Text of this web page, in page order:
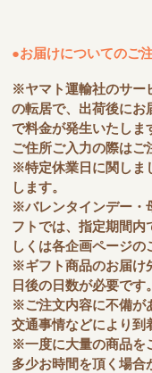
●お届けについてのご
※ヤマト運輸社のサー
の転居で、出荷後にお
で料金が発生いたしま
ご住所ご入力の際はご
※特定休業日に関しま
します。
※バレンタインデー・
フトでは、指定期間内
しくは各企画ページの
※ギフト商品のお届け
日後の日数が必要です。
※ご注文内容に不備が
交通事情などにより到
※一度に大量の商品を
多少お時間を頂く場合